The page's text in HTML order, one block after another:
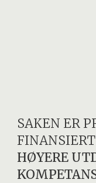
SAKEN ER
HØYERE